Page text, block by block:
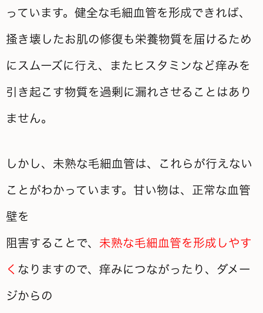
っています。健全な毛細血管を形成できれば、
掻き壊したお肌の修復も 栄養物質を届けるため
にスムーズに行え、またヒスタミンなど痒みを
引き起こす物質を過剰に漏れさせることはあり
ません。
しかし、未熟な毛細血管は、これらが行えない
ことがわかっています。甘い物は、正常な血管
壁を
阻害することで、 未熟な毛細血管を形成しやす
く なりますので、痒みにつながったり、ダメー
ジからの